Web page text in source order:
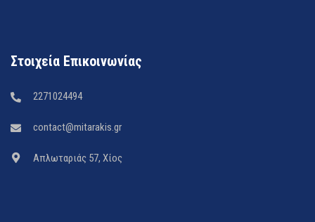
Στοιχεία Επικοινωνίας
2271024494
contact@mitarakis.gr
Απλωταριάς 57, Χίος